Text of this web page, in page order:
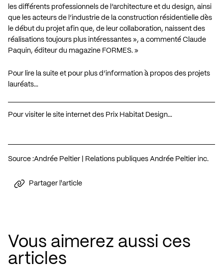
les différents professionnels de l’architecture et du design, ainsi
que les acteurs de l’industrie de la construction résidentielle dès
le début du projet afin que, de leur collaboration, naissent des
réalisations toujours plus intéressantes », a commenté Claude
Paquin, éditeur du magazine FORMES. »
Pour lire la suite et pour plus d’information à propos des projets
lauréats…
Pour visiter le site internet des Prix Habitat Design…
Source :Andrée Peltier | Relations publiques Andrée Peltier inc.
Partager l'article
Vous aimerez aussi ces
articles